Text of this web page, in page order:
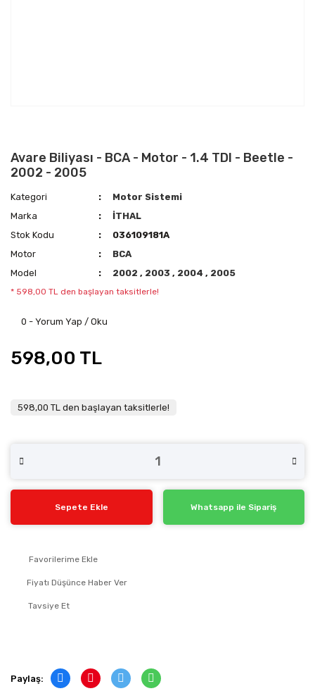
Avare Biliyası - BCA - Motor - 1.4 TDI - Beetle -
2002 - 2005
Kategori
Motor Sistemi
Marka
İTHAL
Stok Kodu
036109181A
Motor
BCA
Model
2002, 2003, 2004, 2005
* 598,00 TL den başlayan taksitlerle!
0 - Yorum Yap / Oku
598,00 TL
598,00 TL den başlayan taksitlerle!
Sepete Ekle Whatsapp ile Sipariş
Fiyatı Düşünce Haber Ver
Tavsiye Et
Paylaş: